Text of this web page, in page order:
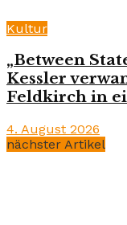
Kultur
„Between
Kessler
Feldkirch in
4. August 2026
nächster Artikel